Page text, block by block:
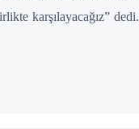
karşılayacağız” dedi.